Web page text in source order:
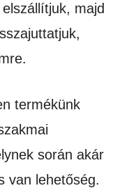
majd
termékünk
során akár
van lehetőség.